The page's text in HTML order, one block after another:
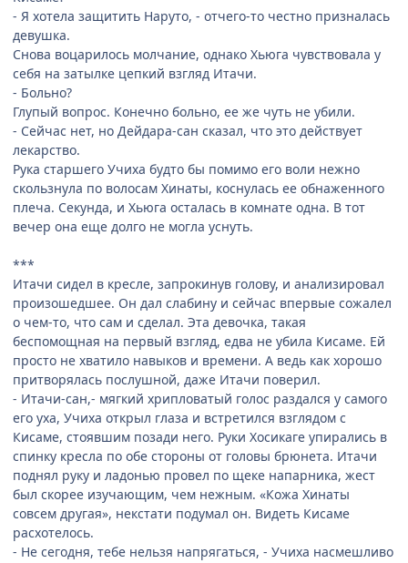
- Я хотела защитить Наруто, - отчего-то честно призналась
девушка.
Снова воцарилось молчание, однако Хьюга чувствовала у
себя на затылке цепкий взгляд Итачи.
- Больно?
Глупый вопрос. Конечно больно, ее же чуть не убили.
- Сейчас нет, но Дейдара-сан сказал, что это действует
лекарство.
Рука старшего Учиха будто бы помимо его воли нежно
скользнула по волосам Хинаты, коснулась ее обнаженного
плеча. Секунда, и Хьюга осталась в комнате одна. В тот
вечер она еще долго не могла уснуть.
***
Итачи сидел в кресле, запрокинув голову, и анализировал
произошедшее. Он дал слабину и сейчас впервые сожалел
о чем-то, что сам и сделал. Эта девочка, такая
беспомощная на первый взгляд, едва не убила Кисаме. Ей
просто не хватило навыков и времени. А ведь как хорошо
притворялась послушной, даже Итачи поверил.
- Итачи-сан,- мягкий хрипловатый голос раздался у самого
его уха, Учиха открыл глаза и встретился взглядом с
Кисаме, стоявшим позади него. Руки Хосикаге упирались в
спинку кресла по обе стороны от головы брюнета. Итачи
поднял руку и ладонью провел по щеке напарника, жест
был скорее изучающим, чем нежным. «Кожа Хинаты
совсем другая», некстати подумал он. Видеть Кисаме
расхотелось.
- Не сегодня, тебе нельзя напрягаться, - Учиха насмешливо